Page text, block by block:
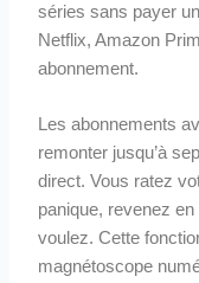
séries sans payer
Netflix, Amazon
abonnement.
Les abonnements
remonter jusqu’à
direct. Vous ratez
panique, revenez
voulez. Cette
magnétoscope